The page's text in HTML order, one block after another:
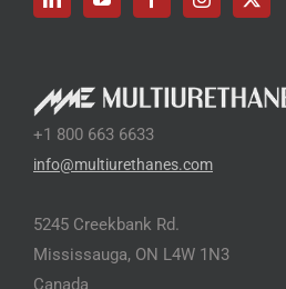
+1 800 663 6633
info@multiurethanes.com
5245 Creekbank Rd.
Mississauga, ON L4W 1N3
Canada